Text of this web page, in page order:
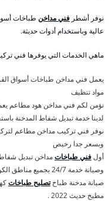
نوفر أشطر فني مداخن طباخات
عالية وباستخدام أدوات حديثة.
ماهي الخدمات التي يوفرها فني
يعمل فني مداخن طباخات أسواق
مواد تنظيف
نؤمن لكم فني مداخن هود مطاعم
لدينا خدمة تبديل شفاط المدخنة
نوفر فني تركيب مداخن مطاعم
وبسعر جدا رخيص
أولفني طباخاتمداخن تبديل
وصيانة خدمة 24/7 بجميع مناطق الكويت .
صيانة مدخنة طباختصليح طباخات
مطبخ حديث 2022 .